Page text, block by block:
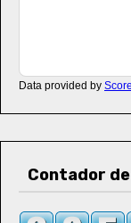
Data provided by
Contador